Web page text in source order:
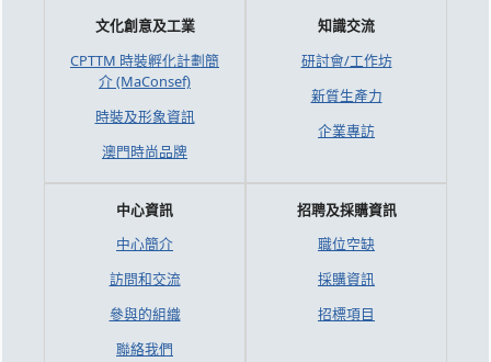
文化創意及工業
CPTTM 時裝孵化計劃簡
介 (MaConsef)
時裝及形象資訊
澳門時尚品牌
知識交流
研討會/工作坊
新質生產力
企業專訪
中心資訊
中心簡介
訪問和交流
參與的組織
聯絡我們
招聘及採購資訊
職位空缺
採購資訊
招標項目